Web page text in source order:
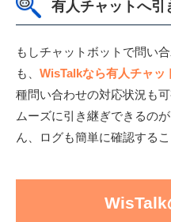
有人チャットへ引
もしチャットボットで問い
も、 WisTalkなら有人チャッ
種問い合わせの対応状況も
ムーズに引き継ぎできるの
ん、ログも簡単に確認するこ
WisTalk